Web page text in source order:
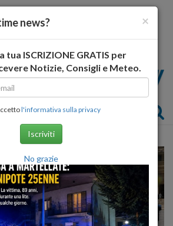
×
news?
tua ISCRIZIONE GRATIS per
Notizie, Consigli e Meteo.
l'informativa sulla privacy
Iscriviti
No grazie